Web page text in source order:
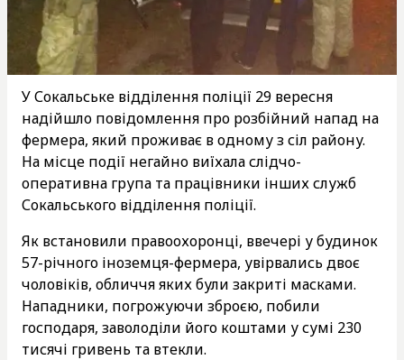
У Сокальське відділення поліції 29 вересня
надійшло повідомлення про розбійний напад на
фермера, який проживає в одному з сіл району.
На місце події негайно виїхала слідчо-
оперативна група та працівники інших служб
Сокальського відділення поліції.
Як встановили правоохоронці, ввечері у будинок
57-річного іноземця-фермера, увірвались двоє
чоловіків, обличчя яких були закриті масками.
Нападники, погрожуючи зброєю, побили
господаря, заволоділи його коштами у сумі 230
тисячі гривень та втекли.